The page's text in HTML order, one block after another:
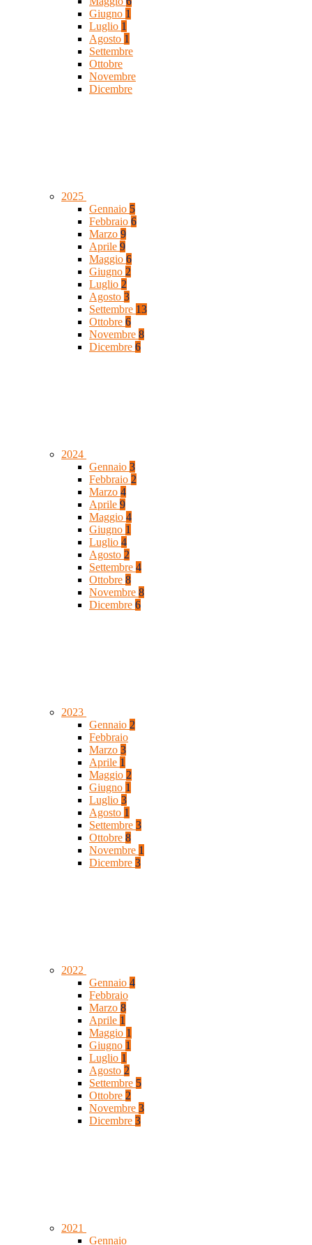
Giugno 1
Luglio 1
Agosto 1
Settembre
Ottobre
Novembre
Dicembre
2025
Gennaio 5
Febbraio 6
Marzo 9
Aprile 9
Maggio 6
Giugno 2
Luglio 2
Agosto 3
Settembre 13
Ottobre 6
Novembre 8
Dicembre 6
2024
Gennaio 3
Febbraio 2
Marzo 4
Aprile 9
Maggio 4
Giugno 1
Luglio 4
Agosto 2
Settembre 4
Ottobre 8
Novembre 8
Dicembre 6
2023
Gennaio 2
Febbraio
Marzo 3
Aprile 1
Maggio 2
Giugno 1
Luglio 3
Agosto 1
Settembre 3
Ottobre 8
Novembre 1
Dicembre 3
2022
Gennaio 4
Febbraio
Marzo 8
Aprile 1
Maggio 1
Giugno 1
Luglio 1
Agosto 2
Settembre 5
Ottobre 2
Novembre 3
Dicembre 3
2021
Gennaio